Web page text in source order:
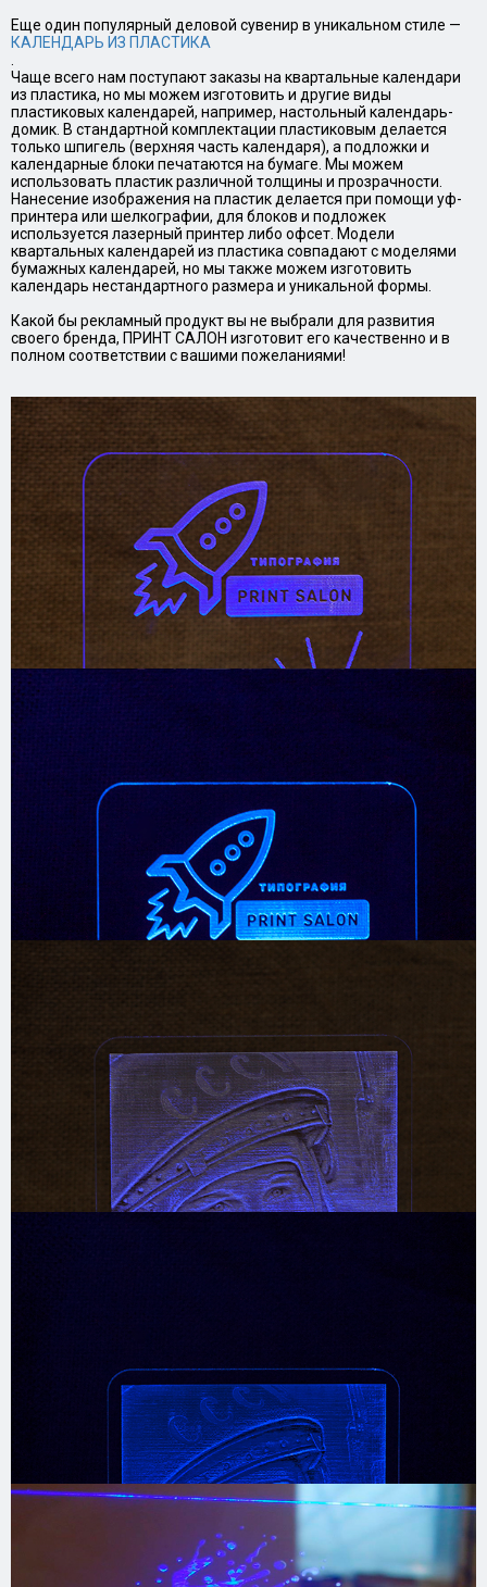
Еще один популярный деловой сувенир в уникальном стиле —
КАЛЕНДАРЬ ИЗ ПЛАСТИКА
Чаще всего нам поступают заказы на квартальные календари
из пластика, но мы можем изготовить и другие виды
пластиковых календарей, например, настольный календарь-
домик. В стандартной комплектации пластиковым делается
только шпигель (верхняя часть календаря), а подложки и
календарные блоки печатаются на бумаге. Мы можем
использовать пластик различной толщины и прозрачности.
Нанесение изображения на пластик делается при помощи уф-
принтера или шелкографии, для блоков и подложек
используется лазерный принтер либо офсет. Модели
квартальных календарей из пластика совпадают с моделями
бумажных календарей, но мы также можем изготовить
календарь нестандартного размера и уникальной формы.
Какой бы рекламный продукт вы не выбрали для развития
своего бренда, ПРИНТ САЛОН изготовит его качественно и в
полном соответствии с вашими пожеланиями!